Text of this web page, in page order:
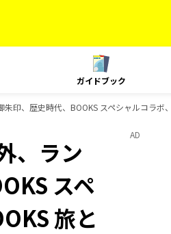
ガイドブック
印、歴史時代、BOOKS スペシャルコラ
、ラン
スペ
旅と
AD